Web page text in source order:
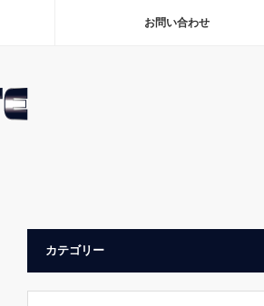
お問い合わせ
カテゴリー